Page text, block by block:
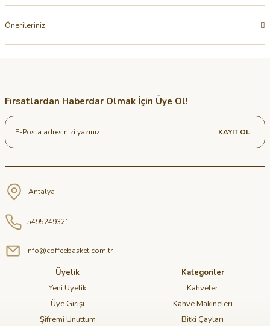
Önerileriniz
Fırsatlardan Haberdar Olmak İçin Üye Ol!
KAYIT OL
Antalya
5495249321
info@coffeebasket.com.tr
Üyelik
Yeni Üyelik
Üye Girişi
Şifremi Unuttum
Kategoriler
Kahveler
Kahve Makineleri
Bitki Çayları